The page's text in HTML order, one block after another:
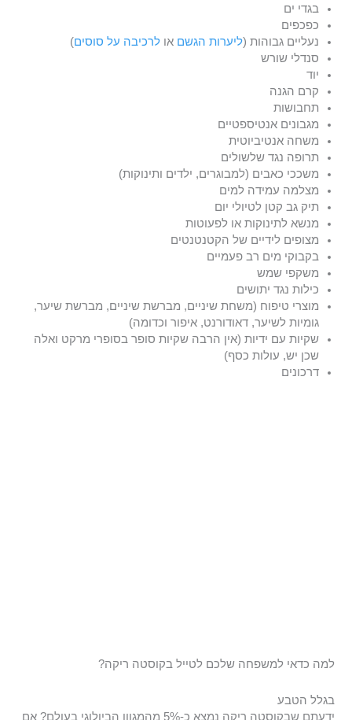
בגדי ים
כפכפים
נעליים גבוהות (ליערות הגשם אולרכיבה על סוסים)
סנדלי שורש
יוד
קרם הגנה
תחבושות
מגבונים אנטיספטיים
משחה אנטיביוטית
תרופה נגד שלשולים
משככי כאבים (למבוגרים, ילדים ותינוקות)
מצלמה עמידה למים
תיק גב קטן לטיולי יום
מנשא לתינוקות או לפעוטות
מצופים לידיים של הקטנטנטים
בקבוקי מים רב פעמיים
משקפי שמש
כילות נגד יתושים
מוצרי טיפוח (משחת שיניים, מברשת שיניים, מברשת שיער,
גומיות לשיער, דאודורנט, איפור וכדומה)
שקיות עם ידיות (אין הרבה שקיות סופר בסופרי מרקט ואלה
שכן יש, עולות כסף)
דרכונים
למה כדאי למשפחה שלכם לטייל בקוסטה ריקה?
בגלל הטבע
ידעתם שבקוסטה ריקה נמצא כ-5% מהמגוון הביולוגי בעולם? אם